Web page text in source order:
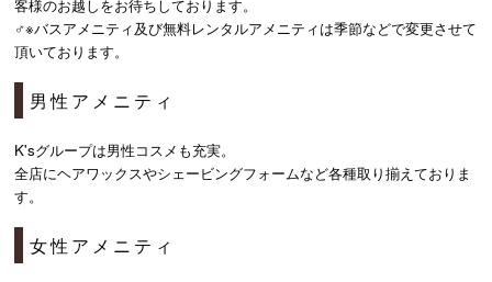
客様のお越しをお待ちしております。
♂※バスアメニティ及び無料レンタルアメニティは季節などで変更させて
頂いております。
男性アメニティ
K'sグループは男性コスメも充実。
全店にヘアワックスやシェービングフォームなど各種取り揃えておりま
す。
女性アメニティ